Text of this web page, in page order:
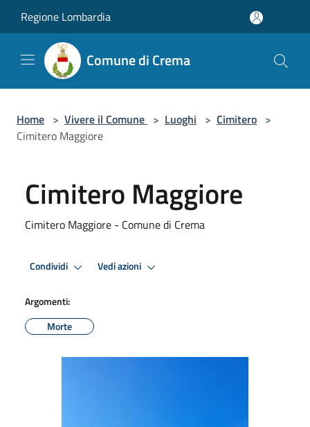
Regione Lombardia
Comune di Crema
Home > Vivere il Comune > Luoghi > Cimitero >
Cimitero Maggiore
Cimitero Maggiore
Cimitero Maggiore - Comune di Crema
Condividi Vedi azioni
Argomenti:
Morte